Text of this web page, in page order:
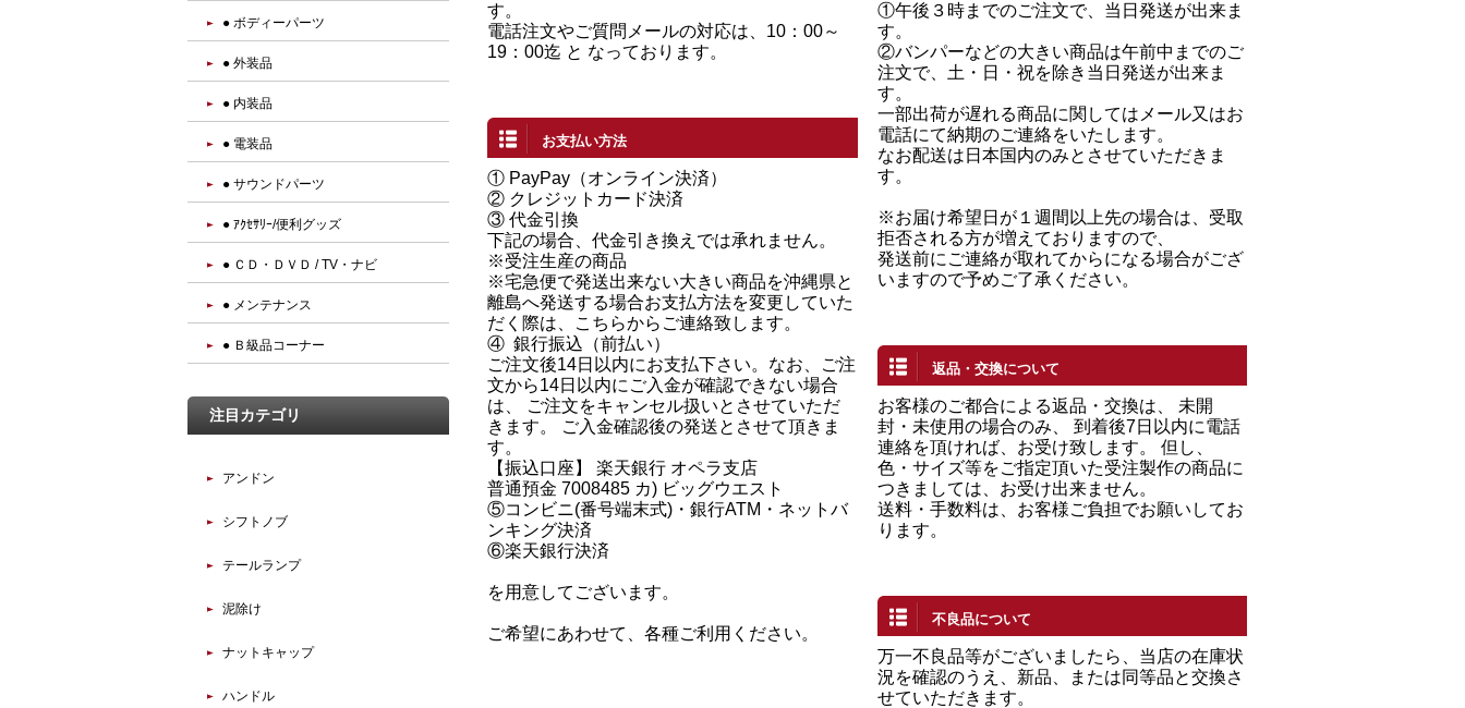
す。
電話注文やご質問メールの対応は、10：00～
19：00迄 と なっております。
お支払い方法
① PayPay（オンライン決済）
② クレジットカード決済
③ 代金引換
下記の場合、代金引き換えでは承れません。
※受注生産の商品
※宅急便で発送出来ない大きい商品を沖縄県と
離島へ発送する場合お支払方法を変更していた
だく際は、こちらからご連絡致します。
④ 銀行振込（前払い）
ご注文後14日以内にお支払下さい。なお、ご注
文から14日以内にご入金が確認できない場合
は、 ご注文をキャンセル扱いとさせていただ
きます。 ご入金確認後の発送とさせて頂きま
す。
【振込口座】 楽天銀行 オペラ支店
普通預金 7008485 カ) ビッグウエスト
⑤コンビニ(番号端末式)・銀行ATM・ネットバ
ンキング決済
⑥楽天銀行決済
を用意してございます。
ご希望にあわせて、各種ご利用ください。
①午後３時までのご注文で、当日発送が出来ま
す。
②バンパーなどの大きい商品は午前中までのご
注文で、土・日・祝を除き当日発送が出来ま
す。
一部出荷が遅れる商品に関してはメール又はお
電話にて納期のご連絡をいたします。
なお配送は日本国内のみとさせていただきま
す。
※お届け希望日が１週間以上先の場合は、受取
拒否される方が増えておりますので、
発送前にご連絡が取れてからになる場合がござ
いますので予めご了承ください。
返品・交換について
お客様のご都合による返品・交換は、 未開
封・未使用の場合のみ、 到着後7日以内に電話
連絡を頂ければ、お受け致します。 但し、
色・サイズ等をご指定頂いた受注製作の商品に
つきましては、お受け出来ません。
送料・手数料は、お客様ご負担でお願いしてお
ります。
不良品について
万一不良品等がございましたら、当店の在庫状
況を確認のうえ、新品、または同等品と交換さ
せていただきます。
● ボディーパーツ
● 外装品
● 内装品
● 電装品
● サウンドパーツ
● ｱｸｾｻﾘｰ/便利グッズ
● ＣＤ・ＤＶＤ / TV・ナビ
● メンテナンス
● Ｂ級品コーナー
注目カテゴリ
アンドン
シフトノブ
テールランプ
泥除け
ナットキャップ
ハンドル